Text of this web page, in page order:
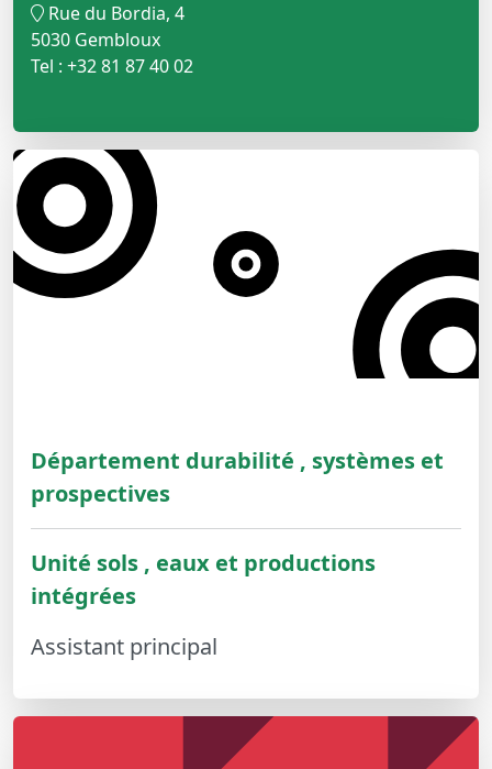
Rue du Bordia, 4
5030 Gembloux
Tel : +32 81 87 40 02
Département durabilité , systèmes et
prospectives
Unité sols , eaux et productions
intégrées
Assistant principal